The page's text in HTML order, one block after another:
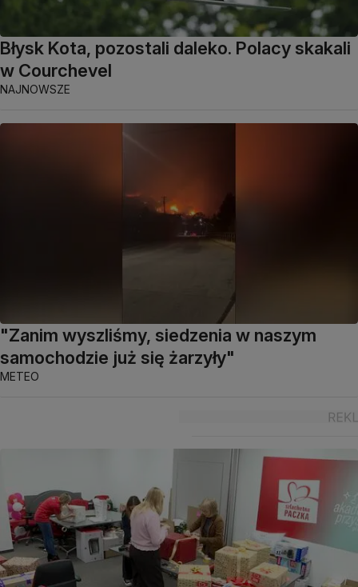
Błysk Kota, pozostali daleko. Polacy skakali
w Courchevel
NAJNOWSZE
"Zanim wyszliśmy, siedzenia w naszym
samochodzie już się żarzyły"
METEO